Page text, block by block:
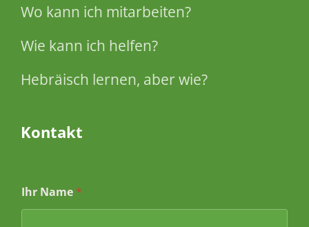
Wo kann ich mitarbeiten?
Wie kann ich helfen?
Hebräisch lernen, aber wie?
Kontakt
Ihr Name *